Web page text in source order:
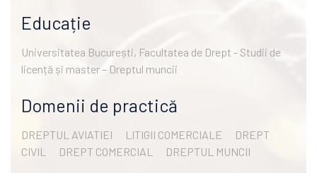
Educație
Universitatea București, Facultatea de Drept - Studii de
licență și master – Dreptul muncii
Domenii de practică
DREPTUL AVIATIEI LITIGII COMERCIALE
DREPT
CIVIL
DREPT COMERCIAL DREPTUL MUNCII